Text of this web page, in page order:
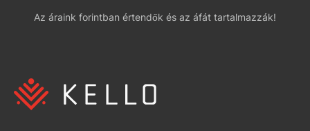
Az áraink forintban értendők és az áfát tartalmazzák!